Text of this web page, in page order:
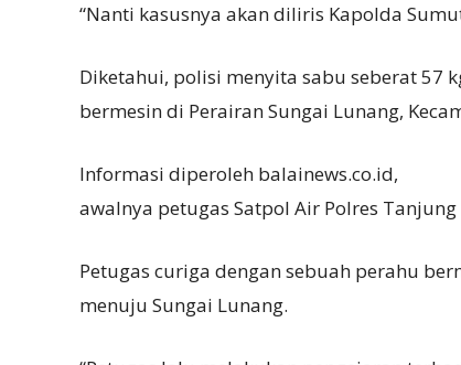
“Nanti kasusnya akan diliris Kapolda
Diketahui, polisi menyita sabu seberat 57
bermesin di Perairan Sungai Lunang,
Informasi diperoleh balainews.co.id,
awalnya petugas Satpol Air Polres
Petugas curiga dengan sebuah perahu
menuju Sungai Lunang.